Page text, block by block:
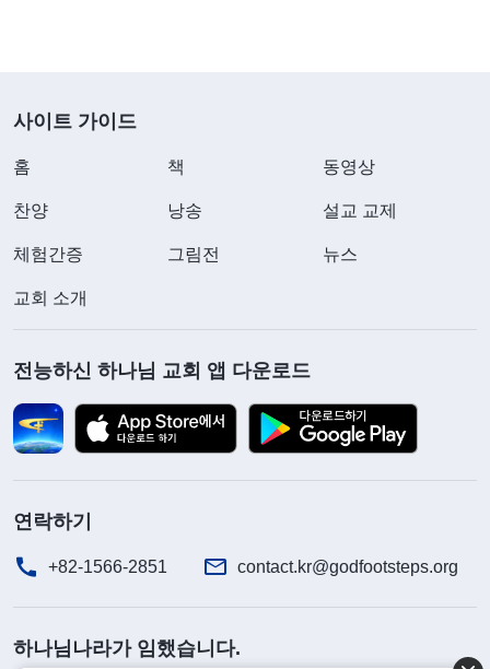
사이트 가이드
홈 책 동영상
찬양 낭송 설교 교제
체험간증 그림전 뉴스
교회 소개
전능하신 하나님 교회 앱 다운로드
연락하기
+82-1566-2851 contact.kr@godfootsteps.org
하나님나라가 임했습니다.